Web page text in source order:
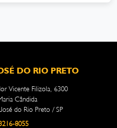
DO RIO PRETO
Vicente Filizola, 6300
Cândida
do Rio Preto / SP
8055